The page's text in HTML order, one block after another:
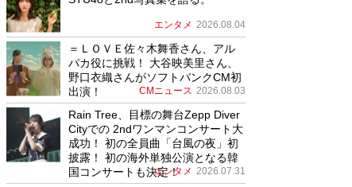
エンタメ 2026.08.04
＝ＬＯＶＥ佐々木舞香さん、アル
パカ役に挑戦！ 大谷映美里さん、
野口衣織さんがソフトバンクCM初
出演！
CMニュース 2026.08.03
Rain Tree、目標の舞台Zepp Diver
Cityでの 2ndワンマンコンサート大
成功！ 初の全員曲「台風の夜」初
披露！ 初の海外単独公演となる韓
国コンサートも決定！
エンタメ 2026.07.31